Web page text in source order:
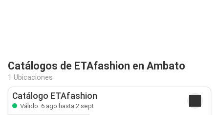
Catálogos de ETAfashion en Ambato
1 Ubicaciones
Catálogo ETAfashion
Válido: 6 ago hasta 2 sept